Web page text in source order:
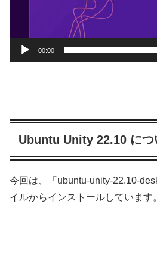
00:00
Ubuntu Unity 22.10 につ
今回は、「ubuntu-unity-22.10-
イルからインストールしています。